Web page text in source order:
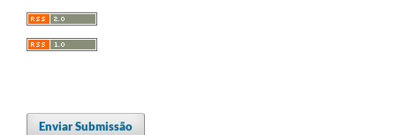
Enviar Submissão